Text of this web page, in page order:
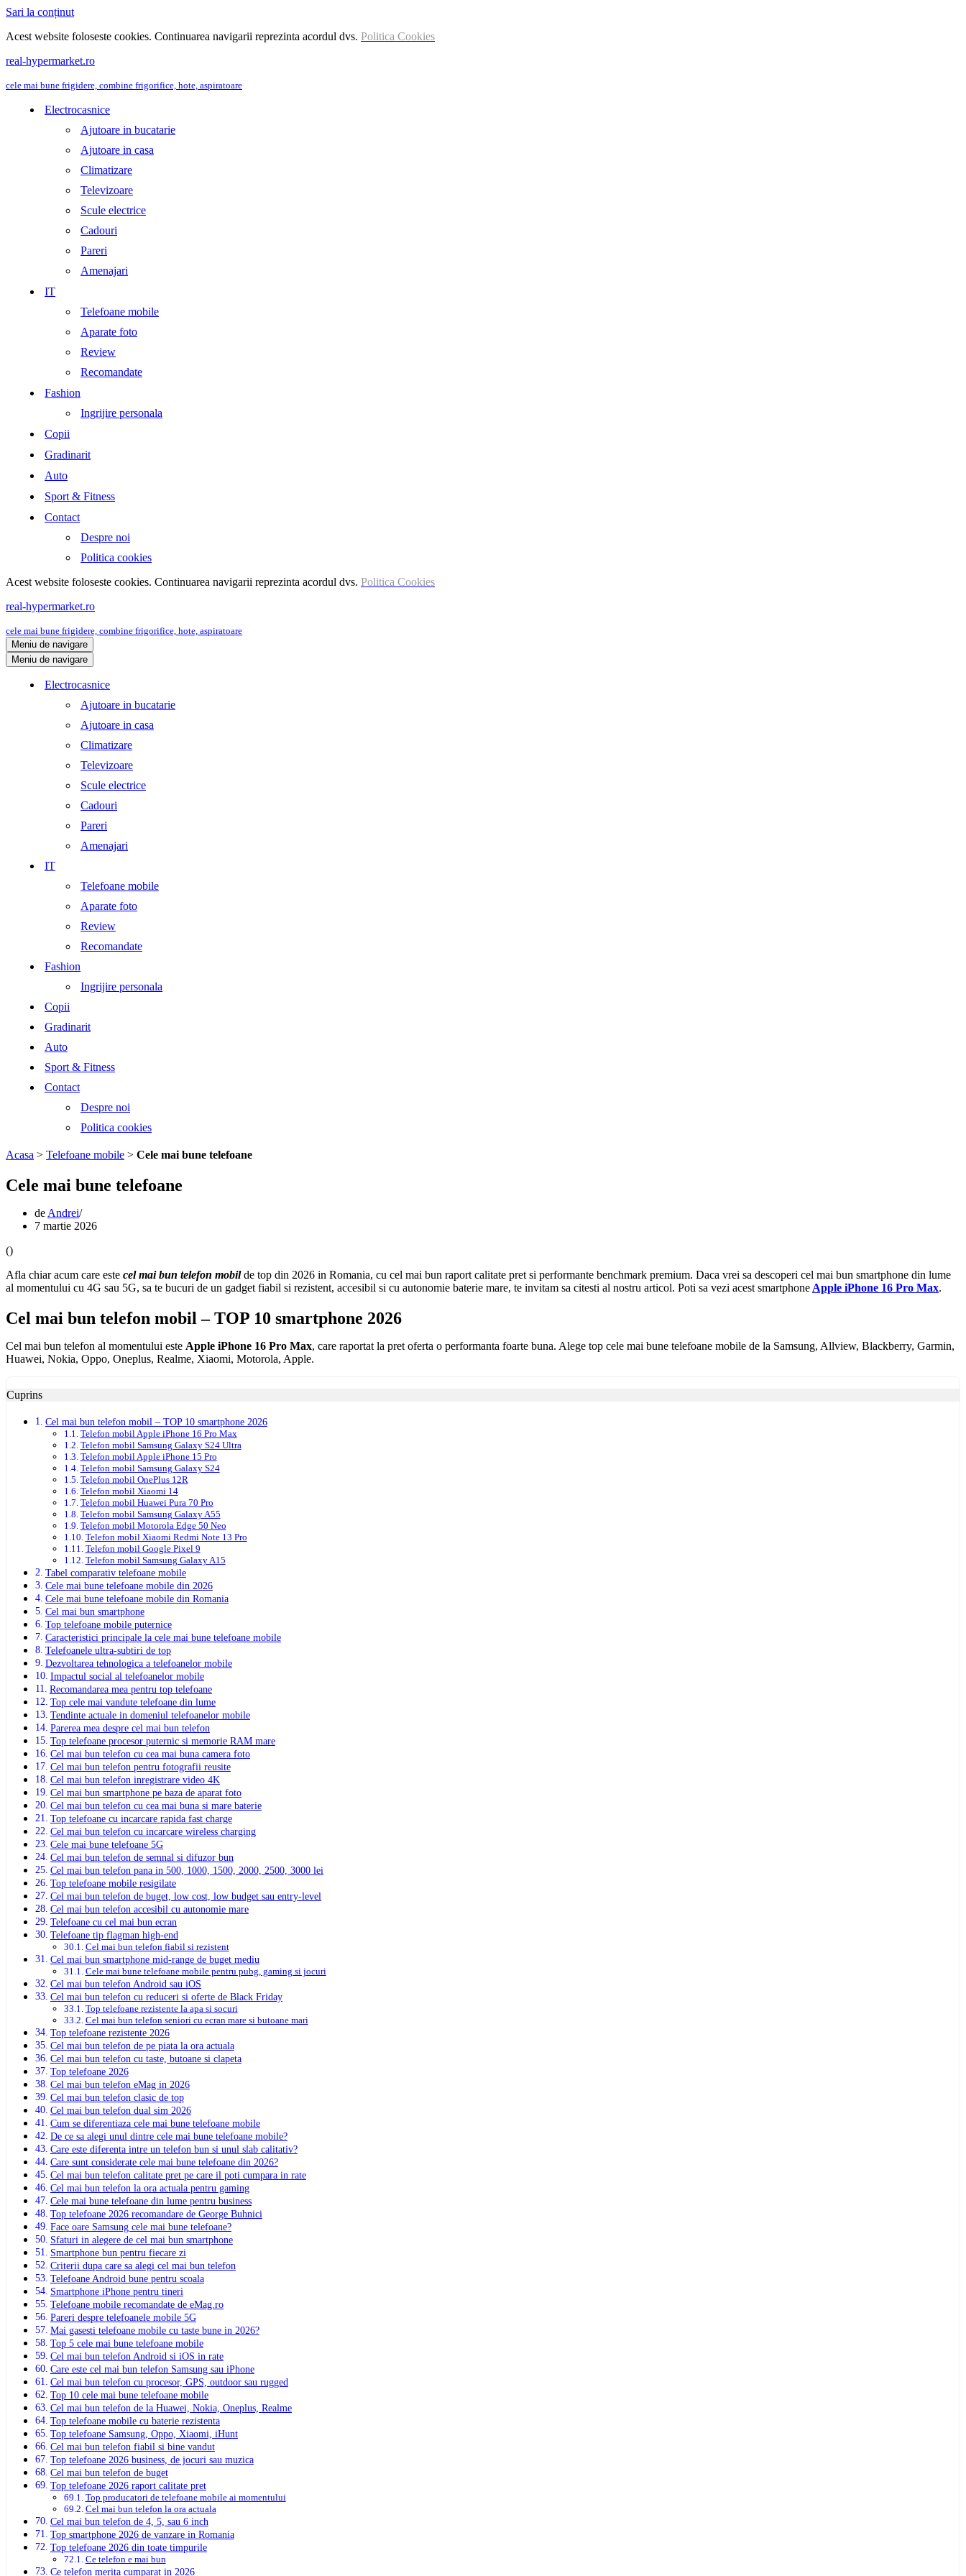
Sari la conținut
Acest website foloseste cookies. Continuarea navigarii reprezinta acordul dvs. Politica Cookies
real-hypermarket.ro
cele mai bune frigidere, combine frigorifice, hote, aspiratoare
Electrocasnice
Ajutoare in bucatarie
Ajutoare in casa
Climatizare
Televizoare
Scule electrice
Cadouri
Pareri
Amenajari
IT
Telefoane mobile
Aparate foto
Review
Recomandate
Fashion
Ingrijire personala
Copii
Gradinarit
Auto
Sport & Fitness
Contact
Despre noi
Politica cookies
Acest website foloseste cookies. Continuarea navigarii reprezinta acordul dvs. Politica Cookies
real-hypermarket.ro
cele mai bune frigidere, combine frigorifice, hote, aspiratoare
Meniu de navigare
Meniu de navigare
Electrocasnice
Ajutoare in bucatarie
Ajutoare in casa
Climatizare
Televizoare
Scule electrice
Cadouri
Pareri
Amenajari
IT
Telefoane mobile
Aparate foto
Review
Recomandate
Fashion
Ingrijire personala
Copii
Gradinarit
Auto
Sport & Fitness
Contact
Despre noi
Politica cookies
Acasa > Telefoane mobile > Cele mai bune telefoane
Cele mai bune telefoane
de Andrei
7 martie 2026
()
Afla chiar acum care este cel mai bun telefon mobilde top din 2026 in Romania, cu cel mai bun raport calitate pret si performante benchmark premium. Daca vrei sa descoperi cel mai bun smartphone din lume
al momentului cu 4G sau 5G, sa te bucuri de un gadget fiabil si rezistent, accesibil si cu autonomie baterie mare, te invitam sa citesti al nostru articol. Poti sa vezi acest smartphone Apple iPhone 16 Pro Max.
Cel mai bun telefon mobil – TOP 10 smartphone 2026
Cel mai bun telefon al momentului este Apple iPhone 16 Pro Max, care raportat la pret oferta o performanta foarte buna. Alege top cele mai bune telefoane mobile de la Samsung, Allview, Blackberry, Garmin,
Huawei, Nokia, Oppo, Oneplus, Realme, Xiaomi, Motorola, Apple.
Cuprins
Cel mai bun telefon mobil – TOP 10 smartphone 2026
Telefon mobil Apple iPhone 16 Pro Max
Telefon mobil Samsung Galaxy S24 Ultra
Telefon mobil Apple iPhone 15 Pro
Telefon mobil Samsung Galaxy S24
Telefon mobil OnePlus 12R
Telefon mobil Xiaomi 14
Telefon mobil Huawei Pura 70 Pro
Telefon mobil Samsung Galaxy A55
Telefon mobil Motorola Edge 50 Neo
Telefon mobil Xiaomi Redmi Note 13 Pro
Telefon mobil Google Pixel 9
Telefon mobil Samsung Galaxy A15
Tabel comparativ telefoane mobile
Cele mai bune telefoane mobile din 2026
Cele mai bune telefoane mobile din Romania
Cel mai bun smartphone
Top telefoane mobile puternice
Caracteristici principale la cele mai bune telefoane mobile
Telefoanele ultra-subtiri de top
Dezvoltarea tehnologica a telefoanelor mobile
Impactul social al telefoanelor mobile
Recomandarea mea pentru top telefoane
Top cele mai vandute telefoane din lume
Tendinte actuale in domeniul telefoanelor mobile
Parerea mea despre cel mai bun telefon
Top telefoane procesor puternic si memorie RAM mare
Cel mai bun telefon cu cea mai buna camera foto
Cel mai bun telefon pentru fotografii reusite
Cel mai bun telefon inregistrare video 4K
Cel mai bun smartphone pe baza de aparat foto
Cel mai bun telefon cu cea mai buna si mare baterie
Top telefoane cu incarcare rapida fast charge
Cel mai bun telefon cu incarcare wireless charging
Cele mai bune telefoane 5G
Cel mai bun telefon de semnal si difuzor bun
Cel mai bun telefon pana in 500, 1000, 1500, 2000, 2500, 3000 lei
Top telefoane mobile resigilate
Cel mai bun telefon de buget, low cost, low budget sau entry-level
Cel mai bun telefon accesibil cu autonomie mare
Telefoane cu cel mai bun ecran
Telefoane tip flagman high-end
Cel mai bun telefon fiabil si rezistent
Cel mai bun smartphone mid-range de buget mediu
Cele mai bune telefoane mobile pentru pubg, gaming si jocuri
Cel mai bun telefon Android sau iOS
Cel mai bun telefon cu reduceri si oferte de Black Friday
Top telefoane rezistente la apa si socuri
Cel mai bun telefon seniori cu ecran mare si butoane mari
Top telefoane rezistente 2026
Cel mai bun telefon de pe piata la ora actuala
Cel mai bun telefon cu taste, butoane si clapeta
Top telefoane 2026
Cel mai bun telefon eMag in 2026
Cel mai bun telefon clasic de top
Cel mai bun telefon dual sim 2026
Cum se diferentiaza cele mai bune telefoane mobile
De ce sa alegi unul dintre cele mai bune telefoane mobile?
Care este diferenta intre un telefon bun si unul slab calitativ?
Care sunt considerate cele mai bune telefoane din 2026?
Cel mai bun telefon calitate pret pe care il poti cumpara in rate
Cel mai bun telefon la ora actuala pentru gaming
Cele mai bune telefoane din lume pentru business
Top telefoane 2026 recomandare de George Buhnici
Face oare Samsung cele mai bune telefoane?
Sfaturi in alegere de cel mai bun smartphone
Smartphone bun pentru fiecare zi
Criterii dupa care sa alegi cel mai bun telefon
Telefoane Android bune pentru scoala
Smartphone iPhone pentru tineri
Telefoane mobile recomandate de eMag.ro
Pareri despre telefoanele mobile 5G
Mai gasesti telefoane mobile cu taste bune in 2026?
Top 5 cele mai bune telefoane mobile
Cel mai bun telefon Android si iOS in rate
Care este cel mai bun telefon Samsung sau iPhone
Cel mai bun telefon cu procesor, GPS, outdoor sau rugged
Top 10 cele mai bune telefoane mobile
Cel mai bun telefon de la Huawei, Nokia, Oneplus, Realme
Top telefoane mobile cu baterie rezistenta
Top telefoane Samsung, Oppo, Xiaomi, iHunt
Cel mai bun telefon fiabil si bine vandut
Top telefoane 2026 business, de jocuri sau muzica
Cel mai bun telefon de buget
Top telefoane 2026 raport calitate pret
Top producatori de telefoane mobile ai momentului
Cel mai bun telefon la ora actuala
Cel mai bun telefon de 4, 5, sau 6 inch
Top smartphone 2026 de vanzare in Romania
Top telefoane 2026 din toate timpurile
Ce telefon e mai bun
Ce telefon merita cumparat in 2026